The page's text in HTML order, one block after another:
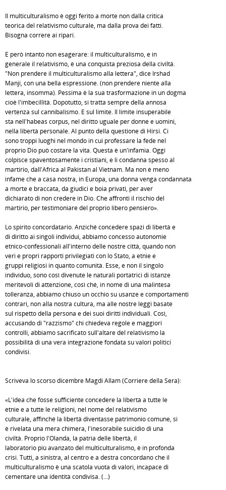
Il multiculturalismo è oggi ferito a morte non dalla critica
teorica del relativismo culturale, ma dalla prova dei fatti.
Bisogna correre ai ripari.
E però intanto non esagerare: il multiculturalismo, e in
generale il relativismo, è una conquista preziosa della civiltà.
"Non prendere il multiculturalismo alla lettera", dice Irshad
Manji, con una bella espressione. (non prendere niente alla
lettera, insomma). Pessima è la sua trasformazione in un dogma ­
cioè l'imbecillità. Dopotutto, si tratta sempre della annosa
vertenza sul cannibalismo. E sul limite. Il limite insuperabile
sta nell'habeas corpus, nel diritto uguale per donne e uomini,
nella libertà personale. Al punto della questione di Hirsi. Ci
sono troppi luoghi nel mondo in cui professare la fede nel
proprio Dio può costare la vita. Questa è un'infamia. Oggi
colpisce spaventosamente i cristiani, e li condanna spesso al
martirio, dall'Africa al Pakistan al Vietnam. Ma non è meno
infame che a casa nostra, in Europa, una donna venga condannata
a morte e braccata, da giudici e boia privati, per aver
dichiarato di non credere in Dio. Che affronti il rischio del
martirio, per testimoniare del proprio libero pensiero».
Lo spirito concordatario. Anziché concedere spazi di libertà e
di diritto ai singoli individui, abbiamo concesso autonomie
etnico-confessionali all'interno delle nostre città, quando non
veri e propri rapporti privilegiati con lo Stato, a etnie e
gruppi religiosi in quanto comunità. Esse, e non il singolo
individuo, sono così divenute le naturali portatrici di istanze
meritevoli di attenzione, così ché, in nome di una malintesa
tolleranza, abbiamo chiuso un occhio su usanze e comportamenti
contrari, non alla nostra cultura, ma alle nostre leggi basate
sul rispetto della persona e dei suoi diritti individuali. Così,
accusando di "razzismo" chi chiedeva regole e maggiori
controlli, abbiamo sacrificato sull'altare del relativismo la
possibilità di una vera integrazione fondata su valori politici
condivisi.
Scriveva lo scorso dicembre Magdi Allam (Corriere della Sera):
«L'idea che fosse sufficiente concedere la libertà a tutte le
etnie e a tutte le religioni, nel nome del relativismo
culturale, affinché la libertà diventasse patrimonio comune, si
è rivelata una mera chimera, l'inesorabile suicidio di una
civiltà. Proprio l'Olanda, la patria delle libertà, il
laboratorio più avanzato del multiculturalismo, è in profonda
crisi. Tutti, a sinistra, al centro e a destra concordano che il
multiculturalismo è una scatola vuota di valori, incapace di
cementare una identità condivisa. (...)